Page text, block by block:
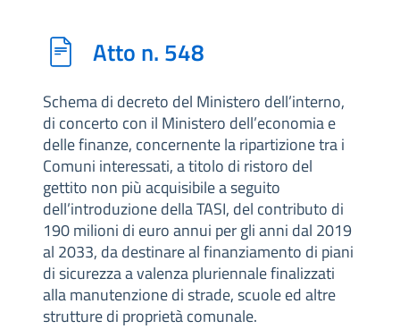
Atto n. 548
Schema di decreto del Ministero dell’interno,
di concerto con il Ministero dell’economia e
delle finanze, concernente la ripartizione tra i
Comuni interessati, a titolo di ristoro del
gettito non più acquisibile a seguito
dell’introduzione della TASI, del contributo di
190 milioni di euro annui per gli anni dal 2019
al 2033, da destinare al finanziamento di piani
di sicurezza a valenza pluriennale finalizzati
alla manutenzione di strade, scuole ed altre
strutture di proprietà comunale.